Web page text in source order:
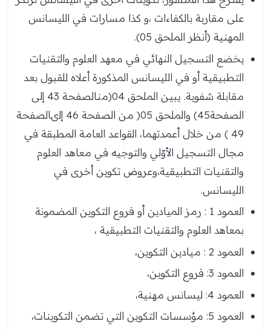
على مقاربة بالكفاءات ،و كذا مسارات في الليسانس
المهنية (أنظر الملحق 05).
يخضع التسجيل النهائي في معهد العلوم والتقنيات
التطبيقية أو في الليسانس المذكورة أعلاه للقبول بعد
مقابلة شفوية. يبين الملحق 04(منالصفحة 43 إلى
الصفحة45) والملحق 05( من الصفحة 46 إلىالصفحة
49 ) من خلال أعمدتهما، القواعد العامة المطبقة في
مجال التسجيل الأوّلي والتوجيه في معاهد العلوم
والتقنيات التطبيقية،وعروض تكوين أخرى في
الليسانس.
العمود 1 : رمز الميادين أو فروع التكوين المضمونة
بمعاهد العلوم والتقنيات التطبيقية ،
العمود 2 : ميادين التكوين،
العمود 3: فروع التكوين،
العمود 4: ليسانس مهنية،
العمود 5: مؤسسات التكوين التي تضمن التكوينات،